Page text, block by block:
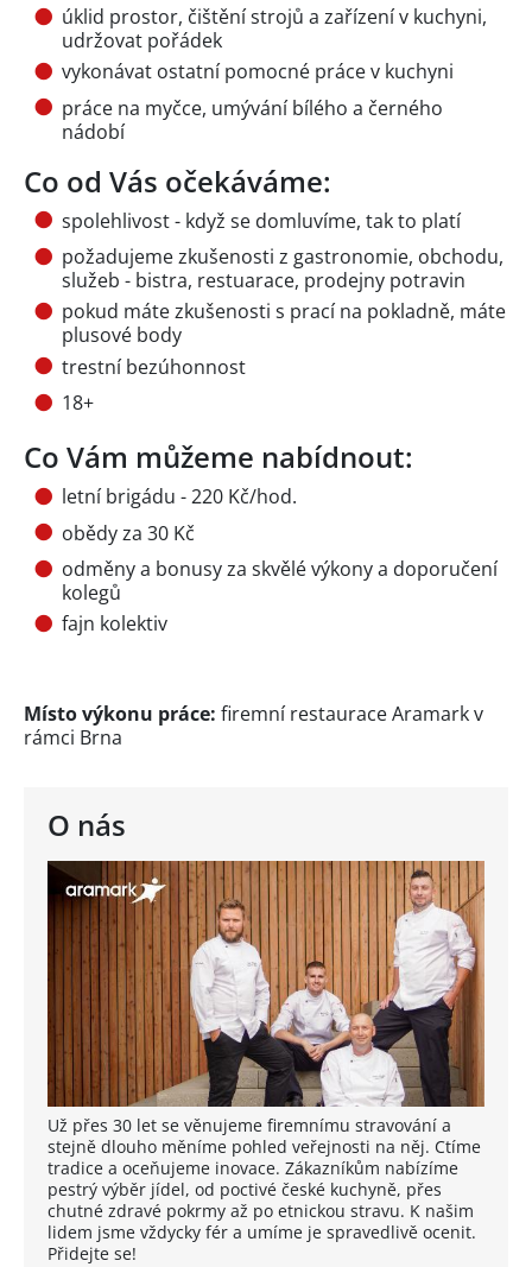
O nás
Už přes 30 let se věnujeme firemnímu stravování a
stejně dlouho měníme pohled veřejnosti na něj. Ctíme
tradice a oceňujeme inovace. Zákazníkům nabízíme
pestrý výběr jídel, od poctivé české kuchyně, přes
chutné zdravé pokrmy až po etnickou stravu. K našim
lidem jsme vždycky fér a umíme je spravedlivě ocenit.
Přidejte se!
úklid prostor, čištění strojů a zařízení v kuchyni,
udržovat pořádek
vykonávat ostatní pomocné práce v kuchyni
práce na myčce, umývání bílého a černého
nádobí
Co od Vás očekáváme:
spolehlivost - když se domluvíme, tak to platí
požadujeme zkušenosti z gastronomie, obchodu,
služeb - bistra, restuarace, prodejny potravin
pokud máte zkušenosti s prací na pokladně, máte
plusové body
trestní bezúhonnost
18+
Co Vám můžeme nabídnout:
letní brigádu - 220 Kč/hod.
obědy za 30 Kč
odměny a bonusy za skvělé výkony a doporučení
kolegů
fajn kolektiv
Místo výkonu práce: firemní restaurace Aramark v
rámci Brna